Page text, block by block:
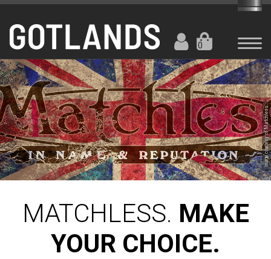
0
Image courtesy of Matchless
MATCHLESS. MAKE
YOUR CHOICE.